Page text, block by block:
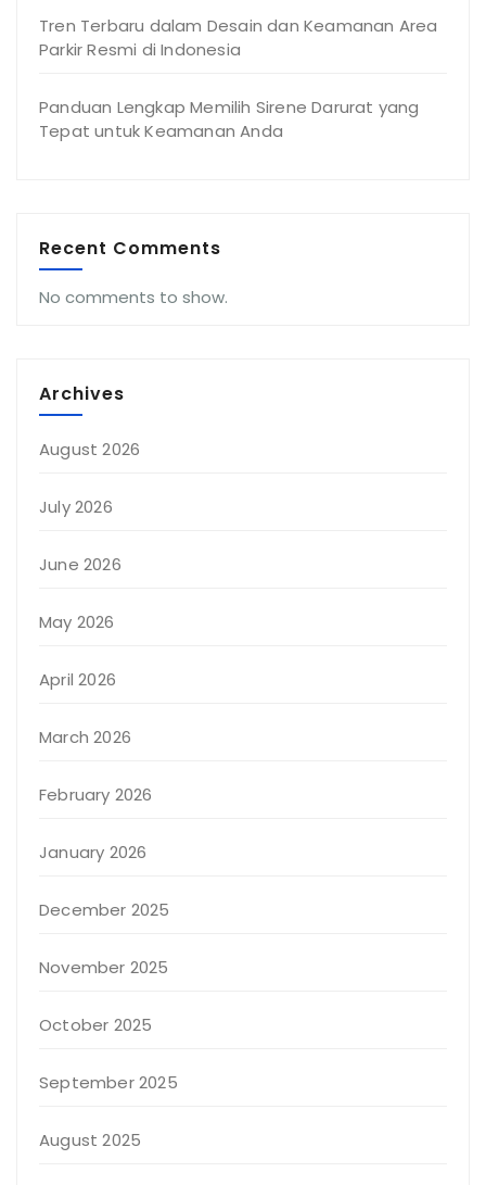
Tren Terbaru dalam Desain dan Keamanan Area
Parkir Resmi di Indonesia
Panduan Lengkap Memilih Sirene Darurat yang
Tepat untuk Keamanan Anda
Recent Comments
No comments to show.
Archives
August 2026
July 2026
June 2026
May 2026
April 2026
March 2026
February 2026
January 2026
December 2025
November 2025
October 2025
September 2025
August 2025